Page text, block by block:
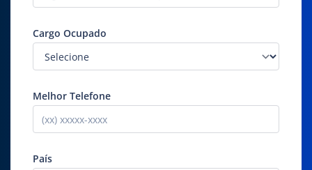
Cargo Ocupado
Melhor Telefone
País